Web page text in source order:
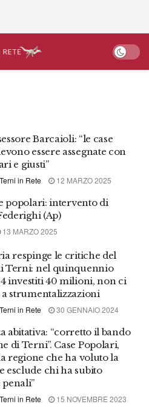
Barcaioli: “le case
essere assegnate con
e giusti”
in Rete 12 MARZO 2025
popolari: intervento di
(Ap)
13 MARZO 2025
respinge le critiche del
Terni: nel quinquennio
investiti 40 milioni, non ci
strumentalizzazioni
in Rete 30 GENNAIO 2024
abitativa: “corretto il bando
di Terni”. Case Popolari,
regione che ha voluto la
esclude chi ha subito
in Rete 15 NOVEMBRE 2023